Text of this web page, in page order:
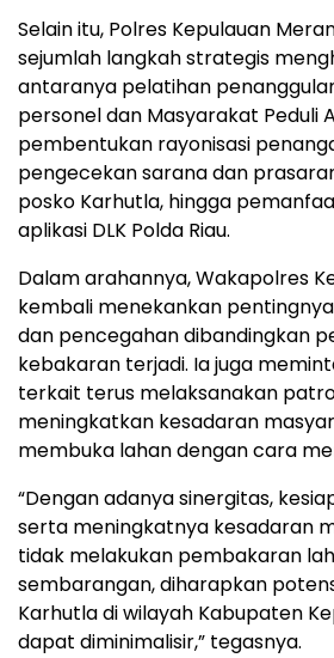
Selain itu, Polres Kepulauan
sejumlah langkah strategis
antaranya pelatihan
personel dan Masyarakat Peduli
pembentukan rayonisasi
pengecekan sarana dan
posko Karhutla, hingga
aplikasi DLK Polda Riau.
Dalam arahannya, Wakapolres
kembali menekankan
dan pencegahan dibandingkan
kebakaran terjadi. Ia juga
terkait terus melaksanakan
meningkatkan kesadaran
membuka lahan dengan cara
“Dengan adanya sinergitas,
serta meningkatnya kesadaran
tidak melakukan pembakaran
sembarangan, diharapkan
Karhutla di wilayah Kabupaten
dapat diminimalisir,” tegasnya.